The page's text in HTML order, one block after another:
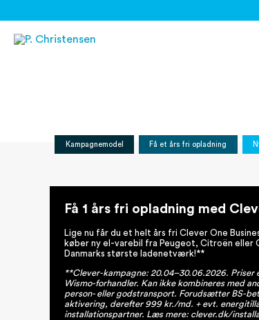
indholdet
Kampagnemodel Få et års fri opladning
Få 1 års fri opladning med
Lige nu får du et helt års fri Clever One
køber ny el-varebil fra Peugeot, Citroën eller
Danmarks største ladenetværk!**
**Clever-kampagne: 20.04–30.06.2026. Priser
Wismo-forhandler. Kan ikke kombineres med
person- eller godstransport. Forudsætter BS-
aktivering, derefter 999 kr./md. + evt.
installationspartner. Læs mere: clever.dk/